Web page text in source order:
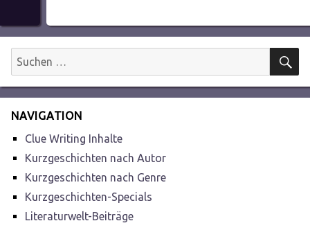
Suchen
nach:
NAVIGATION
Clue Writing Inhalte
Kurzgeschichten nach Autor
Kurzgeschichten nach Genre
Kurzgeschichten-Specials
Literaturwelt-Beiträge